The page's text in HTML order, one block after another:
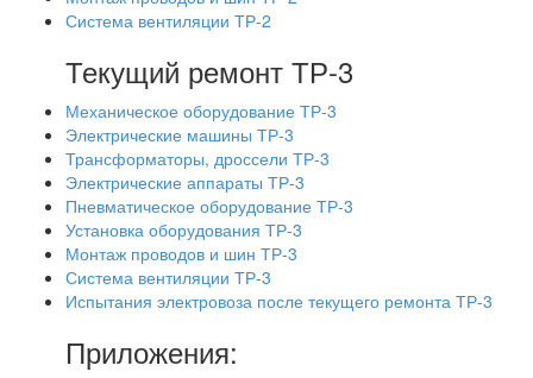
Система вентиляции ТР-2
Текущий ремонт ТР-3
Механическое оборудование ТР-3
Электрические машины ТР-3
Трансформаторы, дроссели ТР-3
Электрические аппараты ТР-3
Пневматическое оборудование ТР-3
Установка оборудования ТР-3
Монтаж проводов и шин ТР-3
Система вентиляции ТР-3
Испытания электровоза после текущего ремонта ТР-3
Приложения: